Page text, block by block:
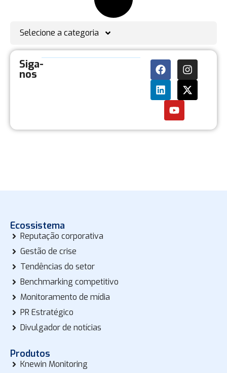
Selecione a categoria
Siga-
nos
Ecossistema
Reputação corporativa
Gestão de crise
Tendências do setor
Benchmarking competitivo
Monitoramento de mídia
PR Estratégico
Divulgador de notícias
Produtos
Knewin Monitoring